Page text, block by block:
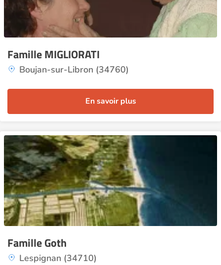
Famille MIGLIORATI
Boujan-sur-Libron (34760)
En savoir plus
Famille Goth
Lespignan (34710)